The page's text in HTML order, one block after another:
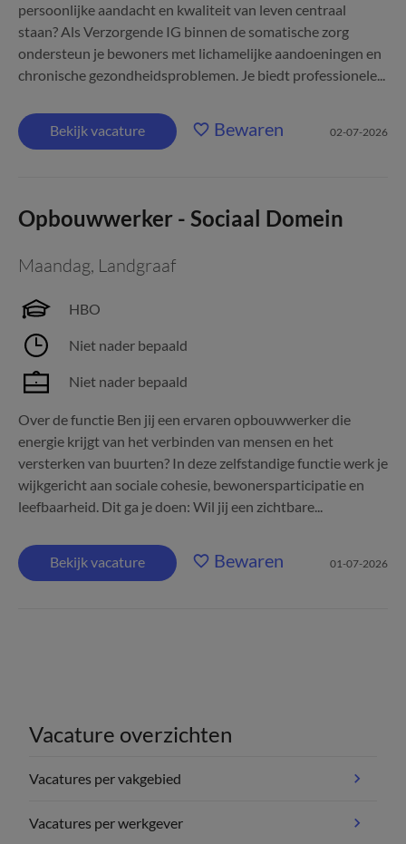
persoonlijke aandacht en kwaliteit van leven centraal
staan? Als Verzorgende IG binnen de somatische zorg
ondersteun je bewoners met lichamelijke aandoeningen en
chronische gezondheidsproblemen. Je biedt professionele...
Bekijk vacature Bewaren 02-07-2026
Opbouwwerker - Sociaal Domein
Maandag, Landgraaf
HBO
Niet nader bepaald
Niet nader bepaald
Over de functie Ben jij een ervaren opbouwwerker die
energie krijgt van het verbinden van mensen en het
versterken van buurten? In deze zelfstandige functie werk je
wijkgericht aan sociale cohesie, bewonersparticipatie en
leefbaarheid. Dit ga je doen: Wil jij een zichtbare...
Bekijk vacature Bewaren 01-07-2026
Vacature overzichten
Vacatures per vakgebied
Vacatures per werkgever